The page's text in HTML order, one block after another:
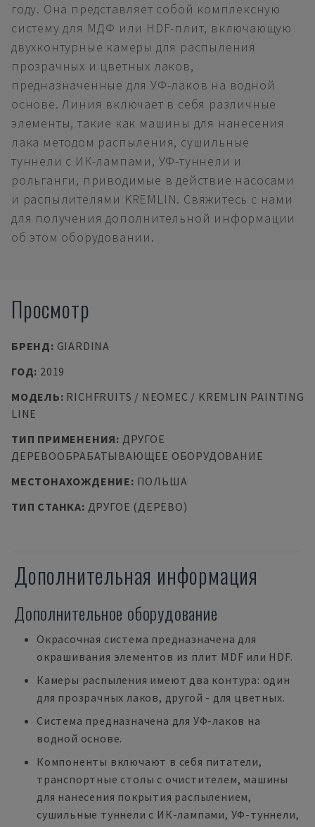
году. Она представляет собой комплексную
систему для МДФ или HDF-плит, включающую
двухконтурные камеры для распыления
прозрачных и цветных лаков,
предназначенные для УФ-лаков на водной
основе. Линия включает в себя различные
элементы, такие как машины для нанесения
лака методом распыления, сушильные
туннели с ИК-лампами, УФ-туннели и
рольганги, приводимые в действие насосами
и распылителями KREMLIN. Свяжитесь с нами
для получения дополнительной информации
об этом оборудовании.
Просмотр
БРЕНД: GIARDINA
ГОД: 2019
МОДЕЛЬ: RICHFRUITS / NEOMEC / KREMLIN PAINTING
LINE
ТИП ПРИМЕНЕНИЯ: ДРУГОЕ
ДЕРЕВООБРАБАТЫВАЮЩЕЕ ОБОРУДОВАНИЕ
МЕСТОНАХОЖДЕНИЕ: ПОЛЬША
ТИП СТАНКА: ДРУГОЕ (ДЕРЕВО)
Дополнительная информация
Дополнительное оборудование
Окрасочная система предназначена для
окрашивания элементов из плит MDF или HDF.
Камеры распыления имеют два контура: один
для прозрачных лаков, другой - для цветных.
Система предназначена для УФ-лаков на
водной основе.
Компоненты включают в себя питатели,
транспортные столы с очистителем, машины
для нанесения покрытия распылением,
сушильные туннели с ИК-лампами, УФ-туннели,